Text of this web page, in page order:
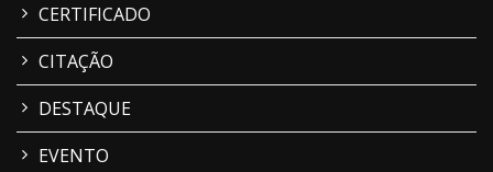
CERTIFICADO
CITAÇÃO
DESTAQUE
EVENTO